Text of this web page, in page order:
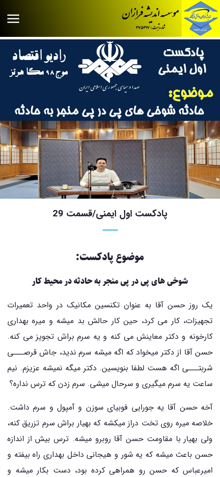
پادکست اول ایمنی/قسمت 29
موضوع پادکست:
شوخی های پی در پی منجر به حادثه در محیط کار
یک روز حسن آقا به عنوان تکنسین مکانیک در واحد تعمیرات
تجهیزات، کار می کرد، حین کار حالش بد میشه و میره بهداری
کارخونه و دکتر معاینش می کنه و یه سرم براش تجویز می کنه.
حسن آقا از دکتر میخواد که اگه میشه سرم ندید، جاش قرصـــی
شربتـــی اگه هست لطفا بنویسین. دکتر میگه نمیشه عزیزم. نیم
ساعت یه سرم میگیری و سرحال میشی. سرم زدن که ترس نداره؟
آخه حسن آقا یه جورایی فوبیای سوزن و آمپول و سرم داشت.
خلاصه میره روی تخت دراز میکشه که بهیار براش سرم تزریق کنه،
ولی بهیار با مقاومت حسن آقا روبرو میشه. ترس بیش از اندازه
حسن باعث میشه که یه شور و هیجانی داخل بهداری راه بیفته و
امیرعباس که حسن رو همراهی کرده بود، دست بکار میشه و